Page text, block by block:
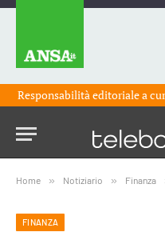
Responsabilità editoriale a
Home » Notiziario » Finanza
FINANZA